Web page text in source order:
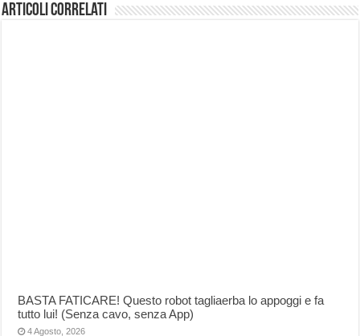
Articoli correlati
BASTA FATICARE! Questo robot tagliaerba lo appoggi e fa
tutto lui! (Senza cavo, senza App)
4 Agosto, 2026